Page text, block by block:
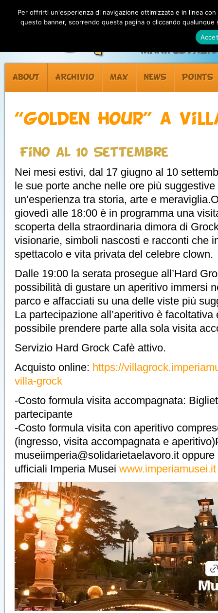
ABOUT ARCHIVIO MAX NEWS POINTS
“Golden Hour” a
Fino al 10 Settembre
Nei mesi estivi, dal 17 giugno al 10
le sue porte anche nelle ore più
un’esperienza tra storia, arte e
giovedì alle 18:00 è in programma una
scoperta della straordinaria dimora di
visionarie, simboli nascosti e racconti che
spettacolo e vita privata del celebre clown.
Dalle 19:00 la serata prosegue all’Hard
possibilità di gustare un aperitivo immersi
parco e affacciati su una delle viste più
La partecipazione all’aperitivo è facoltativa
possibile prendere parte alla sola visita
Servizio Hard Grock Cafè attivo.
Acquisto online: https://
villa-grock
-Costo formula visita accompagnata:
partecipante
-Costo formula visita con aperitivo
(ingresso, visita accompagnata e
museiimperia@solidarietaelavoro.it
ufficiali Imperia Musei www.imperiamusei.it
Per offrirti un'esperienza di navigazione ottimizzata e in linea
questo banner, scorrendo questa pagina o cliccando